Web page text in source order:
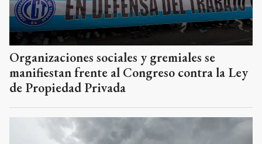
Organizaciones sociales y gremiales se
manifiestan frente al Congreso contra la Ley
de Propiedad Privada